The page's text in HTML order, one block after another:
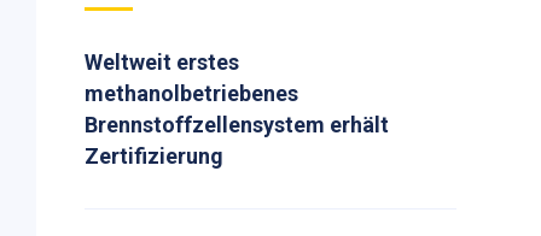
Weltweit erstes
methanolbetriebenes
Brennstoffzellensystem erhält
Zertifizierung